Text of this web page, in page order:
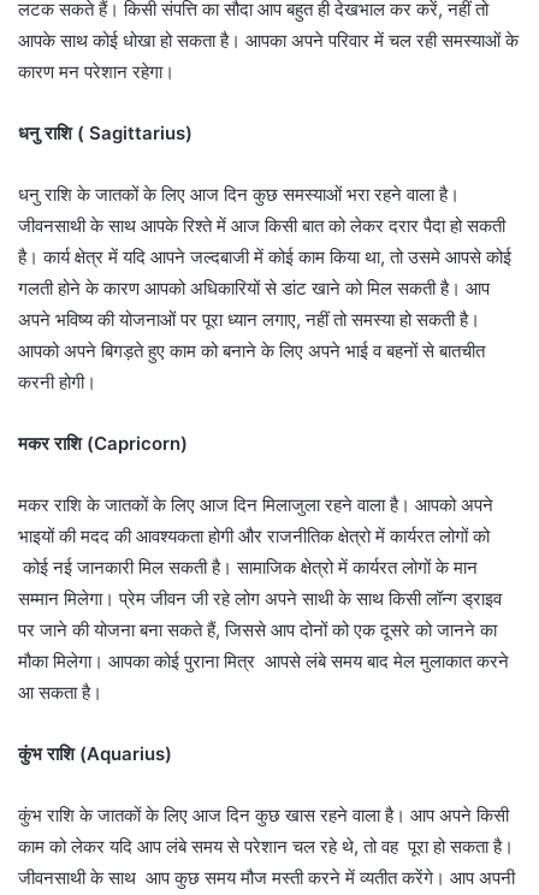
लटक सकते हैं। किसी संपत्ति का सौदा आप बहुत ही देखभाल कर करें, नहीं तो
आपके साथ कोई धोखा हो सकता है। आपका अपने परिवार में चल रही समस्याओं के
कारण मन परेशान रहेगा।
धनु राशि ( Sagittarius)
धनु राशि के जातकों के लिए आज दिन कुछ समस्याओं भरा रहने वाला है।
जीवनसाथी के साथ आपके रिश्ते में आज किसी बात को लेकर दरार पैदा हो सकती
है। कार्य क्षेत्र में यदि आपने जल्दबाजी में कोई काम किया था, तो उसमे आपसे कोई
गलती होने के कारण आपको अधिकारियों से डांट खाने को मिल सकती है। आप
अपने भविष्य की योजनाओं पर पूरा ध्यान लगाए, नहीं तो समस्या हो सकती है।
आपको अपने बिगड़ते हुए काम को बनाने के लिए अपने भाई व बहनों से बातचीत
करनी होगी।
मकर राशि (Capricorn)
मकर राशि के जातकों के लिए आज दिन मिलाजुला रहने वाला है। आपको अपने
भाइयों की मदद की आवश्यकता होगी और राजनीतिक क्षेत्रो में कार्यरत लोगों को
कोई नई जानकारी मिल सकती है। सामाजिक क्षेत्रो में कार्यरत लोगों के मान
सम्मान मिलेगा। प्रेम जीवन जी रहे लोग अपने साथी के साथ किसी लॉन्ग ड्राइव
पर जाने की योजना बना सकते हैं, जिससे आप दोनों को एक दूसरे को जानने का
मौका मिलेगा। आपका कोई पुराना मित्र आपसे लंबे समय बाद मेल मुलाकात करने
आ सकता है।
कुंभ राशि (Aquarius)
कुंभ राशि के जातकों के लिए आज दिन कुछ खास रहने वाला है। आप अपने किसी
काम को लेकर यदि आप लंबे समय से परेशान चल रहे थे, तो वह पूरा हो सकता है।
जीवनसाथी के साथ आप कुछ समय मौज मस्ती करने में व्यतीत करेंगे। आप अपनी